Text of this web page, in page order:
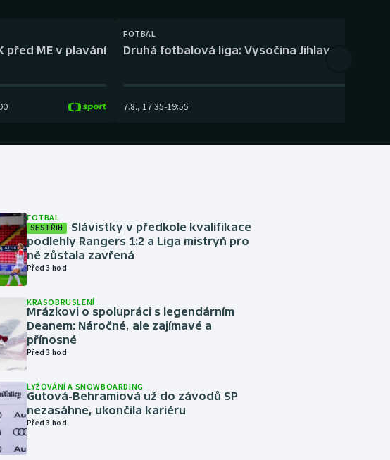
před ME v plavání
FOTBAL
Druhá fotbalová liga: Vysočina Jihlava – Fotbal
7.8., 17:35-19:55
FOTBAL
SESTŘIH
Slávistky v předkole kvalifikace
podlehly Rangers 1:2 a Liga mistryň pro
ně zůstala zavřená
Před 3 hod
KRASOBRUSLENÍ
Mrázkovi o spolupráci s legendárním
Deanem: Náročné, ale zajímavé a
přínosné
Před 3 hod
LYŽOVÁNÍ A SNOWBOARDING
Gutová-Behramiová už do závodů SP
nezasáhne, ukončila kariéru
Před 3 hod